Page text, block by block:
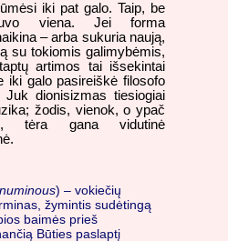
iki pat galo. Taip, be
viena. Jei forma
– arba sukuria naują,
su tokiomis galimybėmis,
artimos tai išsekintai
iki galo pasireiškė filosofo
Juk dionisizmas tiesiogiai
žodis, vienok, o ypač
tėra gana vidutinė
numinous) – vokiečių
žymintis sudėtingą
baimės prieš
Būties paslaptį